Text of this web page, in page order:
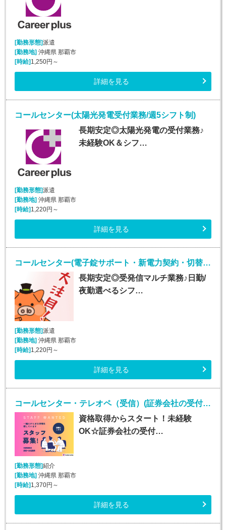
[勤務形態]派遣
[勤務地] 沖縄県 那覇市
[時給] 1,250円～
詳細を見る
コールセンター(太陽光発電受付業務/週5シフト制)
長期安定◎太陽光発電の受付業務♪
未経験OK＆シフ…
[勤務形態]派遣
[勤務地]沖縄県 那覇市
[時給]1,220円～
詳細を見る
コールセンター(電子錠サポート・新電力契約・切替事務業務/週5シフト制)
長期安定◎受発信マルチ業務♪日勤/
夜勤選べるシフ…
[勤務形態]派遣
[勤務地]沖縄県 那覇市
[時給]1,220円～
詳細を見る
コールセンター・テレオペ（受信）(証券会社の受付・事務スタッフ/6月9日入社)
資格取得からスタート！未経験
OK☆証券会社の受付…
[勤務形態]紹介
[勤務地] 沖縄県 那覇市
[時給] 1,370円～
詳細を見る